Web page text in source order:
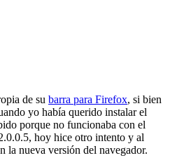
de su barra para Firefox, si bien
yo había querido instalar el
porque no funcionaba con el
hoy hice otro intento y al
la nueva versión del navegador.